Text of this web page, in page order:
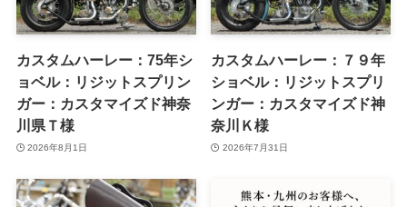
カスタムハーレー：75年シ
ョベル：リジットスプリン
ガー：カスタマイズド神奈
川県Ｔ様
2026年8月1日
カスタムハーレー：７９年
ショベル：リジットスプリ
ンガー：カスタマイズド神
奈川Ｋ様
2026年7月31日